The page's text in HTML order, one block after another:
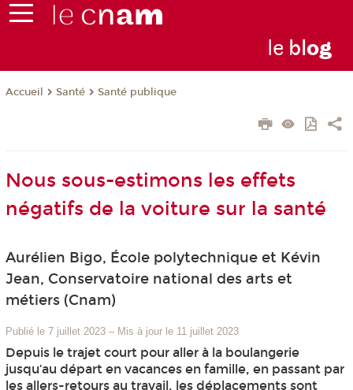
le blog
Accueil Santé Santé publique
Nous sous-estimons les effets
négatifs de la voiture sur la santé
Aurélien Bigo, École polytechnique et Kévin
Jean, Conservatoire national des arts et
métiers (Cnam)
Publié le 7 juillet 2023 – Mis à jour le 11 juillet 2023
Depuis le trajet court pour aller à la boulangerie
jusqu’au départ en vacances en famille, en passant par
les allers-retours au travail, les déplacements sont